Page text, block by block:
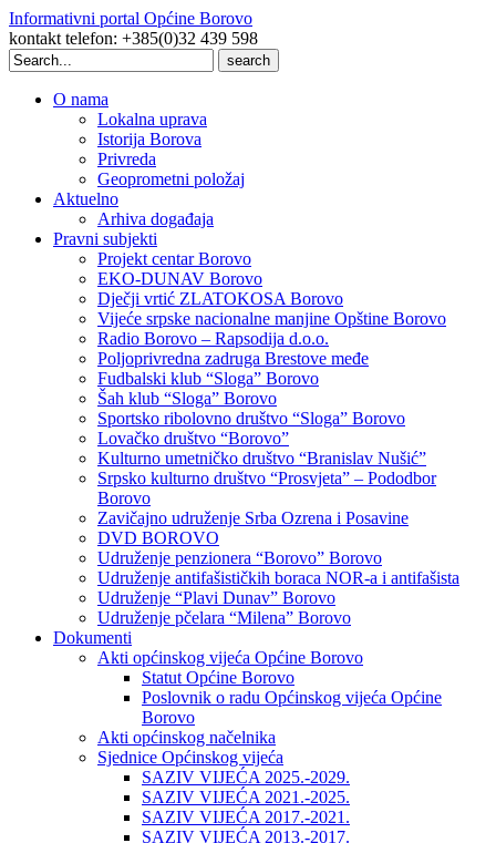
Informativni portal Općine Borovo
kontakt telefon: +385(0)32 439 598
Search
for:
O nama
Lokalna uprava
Istorija Borova
Privreda
Geoprometni položaj
Aktuelno
Arhiva događaja
Pravni subjekti
Projekt centar Borovo
EKO-DUNAV Borovo
Dječji vrtić ZLATOKOSA Borovo
Vijeće srpske nacionalne manjine Opštine Borovo
Radio Borovo – Rapsodija d.o.o.
Poljoprivredna zadruga Brestove međe
Fudbalski klub “Sloga” Borovo
Šah klub “Sloga” Borovo
Sportsko ribolovno društvo “Sloga” Borovo
Lovačko društvo “Borovo”
Kulturno umetničko društvo “Branislav Nušić”
Srpsko kulturno društvo “Prosvjeta” – Pododbor
Borovo
Zavičajno udruženje Srba Ozrena i Posavine
DVD BOROVO
Udruženje penzionera “Borovo” Borovo
Udruženje antifašističkih boraca NOR-a i antifašista
Udruženje “Plavi Dunav” Borovo
Udruženje pčelara “Milena” Borovo
Dokumenti
Akti općinskog vijeća Općine Borovo
Statut Općine Borovo
Poslovnik o radu Općinskog vijeća Općine
Borovo
Akti općinskog načelnika
Sjednice Općinskog vijeća
SAZIV VIJEĆA 2025.-2029.
SAZIV VIJEĆA 2021.-2025.
SAZIV VIJEĆA 2017.-2021.
SAZIV VIJEĆA 2013.-2017.